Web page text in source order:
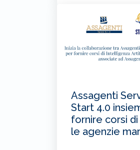
Assagenti
Start 4.0
fornire corsi di
le agenzie